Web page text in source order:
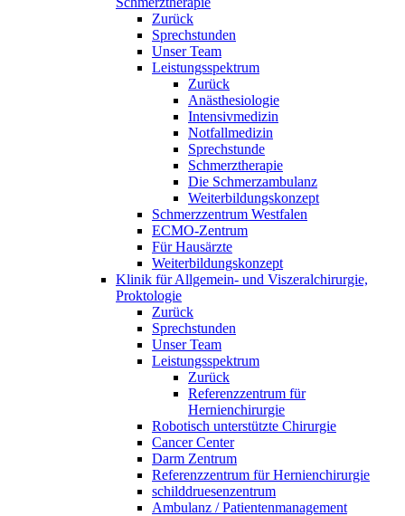
Zurück
Sprechstunden
Unser Team
Leistungsspektrum
Zurück
Anästhesiologie
Intensivmedizin
Notfallmedizin
Sprechstunde
Schmerztherapie
Die Schmerzambulanz
Weiterbildungskonzept
Schmerzzentrum Westfalen
ECMO-Zentrum
Für Hausärzte
Weiterbildungskonzept
Klinik für Allgemein- und Viszeralchirurgie,
Proktologie
Zurück
Sprechstunden
Unser Team
Leistungsspektrum
Zurück
Referenzzentrum für
Hernienchirurgie
Robotisch unterstützte Chirurgie
Cancer Center
Darm Zentrum
Referenzzentrum für Hernienchirurgie
schilddruesenzentrum
Ambulanz / Patientenmanagement